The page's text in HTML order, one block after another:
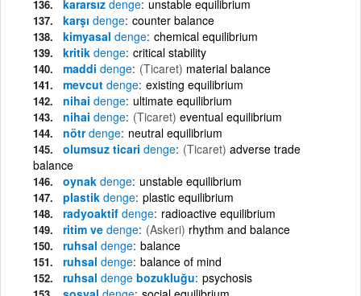
kararsız denge unstable equilibrium
karşı denge counter balance
kimyasal denge chemical equilibrium
kritik denge critical stability
maddi denge (Ticaret) material balance
mevcut denge existing equilibrium
nihai denge ultimate equilibrium
nihai denge (Ticaret) eventual equilibrium
nötrdenge neutral equilibrium
olumsuz ticari denge (Ticaret) adverse trade
balance
oynak denge unstable equilibrium
plastik denge plastic equilibrium
radyoaktif denge radioactive equilibrium
ritim ve denge (Askeri) rhythm and balance
ruhsal denge balance
ruhsal denge balance of mind
ruhsal denge bozukluğu psychosis